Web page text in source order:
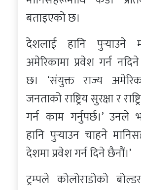
बताइएको छ।
देशलाई हानि पुर्‍याउने
अमेरिकामा प्रवेश गर्न
छ। ‘संयुक्त राज्य
जनताको राष्ट्रिय सुरक्षा र
गर्न काम गर्नुपर्छ।’ उनले
हानि पुर्‍याउन चाहने
देशमा प्रवेश गर्न दिने छैनौं।’
ट्रम्पले कोलोराडोको